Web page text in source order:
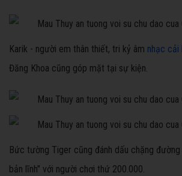
Karik - người em thân thiết, tri kỷ âm nhạc cải
Đăng Khoa cũng góp mặt tại sự kiện.
Bức tường Tiger cũng đánh dấu chặng
bản lĩnh" với người chơi thứ 200.000.